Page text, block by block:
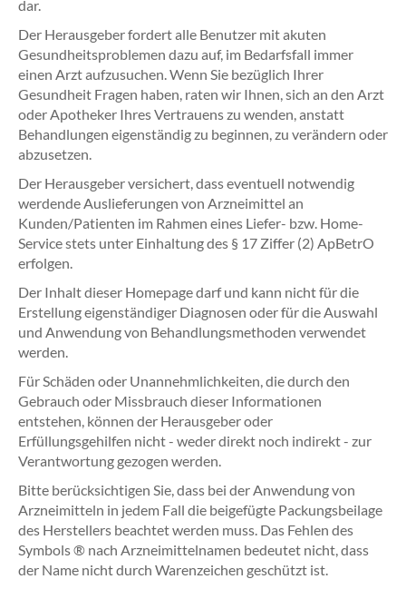
dar.
Der Herausgeber fordert alle Benutzer mit akuten
Gesundheitsproblemen dazu auf, im Bedarfsfall immer
einen Arzt aufzusuchen. Wenn Sie bezüglich Ihrer
Gesundheit Fragen haben, raten wir Ihnen, sich an den Arzt
oder Apotheker Ihres Vertrauens zu wenden, anstatt
Behandlungen eigenständig zu beginnen, zu verändern oder
abzusetzen.
Der Herausgeber versichert, dass eventuell notwendig
werdende Auslieferungen von Arzneimittel an
Kunden/Patienten im Rahmen eines Liefer- bzw. Home-
Service stets unter Einhaltung des § 17 Ziffer (2) ApBetrO
erfolgen.
Der Inhalt dieser Homepage darf und kann nicht für die
Erstellung eigenständiger Diagnosen oder für die Auswahl
und Anwendung von Behandlungsmethoden verwendet
werden.
Für Schäden oder Unannehmlichkeiten, die durch den
Gebrauch oder Missbrauch dieser Informationen
entstehen, können der Herausgeber oder
Erfüllungsgehilfen nicht - weder direkt noch indirekt - zur
Verantwortung gezogen werden.
Bitte berücksichtigen Sie, dass bei der Anwendung von
Arzneimitteln in jedem Fall die beigefügte Packungsbeilage
des Herstellers beachtet werden muss. Das Fehlen des
Symbols ® nach Arzneimittelnamen bedeutet nicht, dass
der Name nicht durch Warenzeichen geschützt ist.